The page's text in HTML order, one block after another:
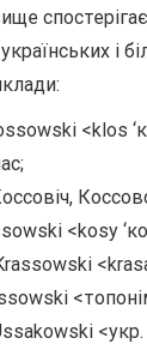
і
<klos
<kosy
<krasa
<укр.